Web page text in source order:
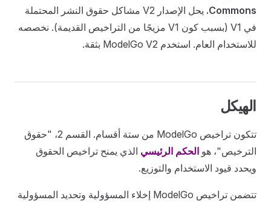
Commons.
يحل الإصدار V2 مشاكل حقوق النشر المحتملة
في V1 (بسبب كون V1 مزيجًا من التراخيص القديمة). نخصصه
للاستخدام العام. استخدم ModelGo V2 بثقة.
الهيكل
تتكون تراخيص ModelGo من ستة أقسام. القسم 2، "حقوق
الترخيص"، هو الحكم الرئيسي الذي يمنح تراخيص الحقوق
ويحدد قيود الاستخدام والتوزيع.
تتضمن تراخيص ModelGo إخلاء المسؤولية وتحديد المسؤولية